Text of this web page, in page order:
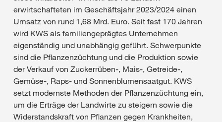
erwirtschafteten im Geschäftsjahr 2023/2024 einen
Umsatz von rund 1,68 Mrd. Euro. Seit fast 170 Jahren
wird KWS als familiengeprägtes Unternehmen
eigenständig und unabhängig geführt. Schwerpunkte
sind die Pflanzenzüchtung und die Produktion sowie
der Verkauf von Zuckerrüben-, Mais-, Getreide-,
Gemüse-, Raps- und Sonnenblumensaatgut. KWS
setzt modernste Methoden der Pflanzenzüchtung ein,
um die Erträge der Landwirte zu steigern sowie die
Widerstandskraft von Pflanzen gegen Krankheiten,